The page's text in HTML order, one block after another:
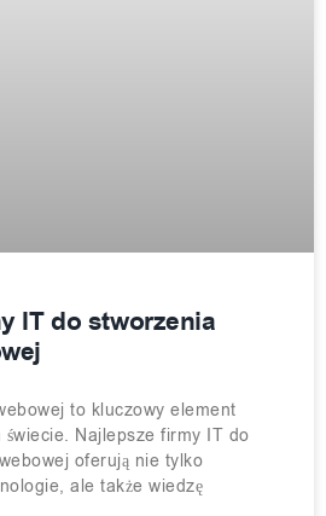
IT do stworzenia
to kluczowy element
Najlepsze firmy IT do
oferują nie tylko
ale także wiedzę